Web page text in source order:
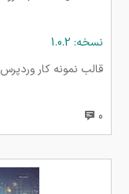
نسخه: 1.0.2
قالب نمونه کار وردپرس
0